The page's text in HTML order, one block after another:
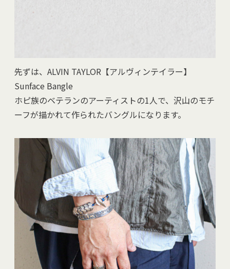
先ずは、ALVIN TAYLOR【アルヴィンテイラー】
Sunface Bangle
ホピ族のベテランのアーティストの1人で、沢山のモチ
ーフが描かれて作られたバングルになります。